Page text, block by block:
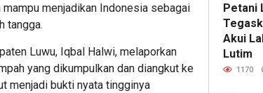
menjadikan Indonesia sebagai
tangga.
Luwu, Iqbal Halwi, melaporkan
yang dikumpulkan dan diangkut ke
menjadi bukti nyata tingginya
Petani
Akui
Lutim
1170